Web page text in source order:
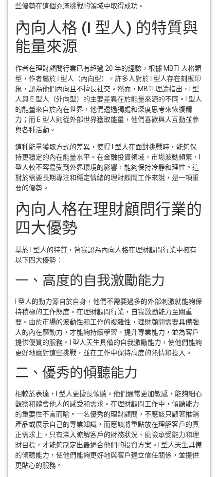
些優勢在這個充滿挑戰的領域中取得成功。
內向人格 (I 型人) 的特質與
能量來源
作者在理財顧問行業已有超過 20 年的經驗，根據 MBTI 人格類
型，作者屬於 I 型人（內向型）。許多人對於 I 型人存在刻板印
象，認為他們內向且不擅長社交。然而，MBTI 理論指出，I 型
人與 E 型人（外向型）的主要差異在於能量來源的不同。I 型人
的能量來自於內在世界，他們透過獨處和深度思考來恢復精
力；而 E 型人則從外部世界獲取能量，他們喜歡與人互動並參
與各種活動。
這種能量獲取方式的差異，使得 I 型人在面對挑戰時，能夠保
持更穩定的內在能量水平。在金融投資領域，市場波動頻繁，I
型人較不容易受到外界環境的影響，能夠保持冷靜和理性。這
對於需要長期專注和穩定情緒的理財顧問工作來說，是一項重
要的優勢。
內向人格在理財顧問行業的
四大優勢
基於 I 型人的特質，瞽我認為內向人格在理財顧問行業中擁有
以下四大優勢：
一、高度的自我激勵能力
I 型人的動力源自於自身，他們不需要過多的外部刺激就能夠保
持積極的工作態度。在理財顧問行業，自我激勵能力至關重
要。由於市場的波動性和工作的複雜性，理財顧問需要具備強
大的內在驅動力，才能夠持續學習、提升專業能力，並為客戶
提供優質的服務。I 型人天生具備的自我激勵能力，使他們能夠
更好地應對這些挑戰，並在工作中保持高度的熱情和投入。
二、優秀的傾聽能力
相較於表達，I 型人更擅長傾聽。他們通常更加敏感，能夠細心
觀察和體會他人的感受和需求。在理財顧問工作中，傾聽能力
的重要性不言而喻。一名優秀的理財顧問，不應該只顧著推銷
產品或展示自己的專業知識，而應該將重點放在理解客戶的真
正需求上。只有深入瞭解客戶的財務狀況、風險承受能力和理
財目標，才能夠制定出最適合他們的投資方案。I 型人天生具備
的傾聽能力，使他們能夠更好地與客戶建立信任關係，並提供
更貼心的服務。